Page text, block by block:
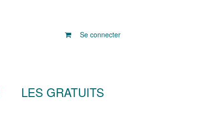
Se connecter
LES GRATUITS